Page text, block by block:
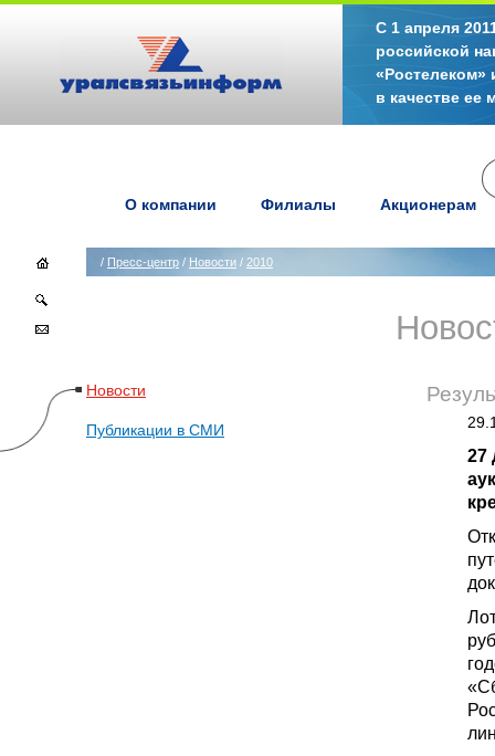
С 1 апреля
российской
«Ростелеком»
в качестве ее
О компании Филиалы Акционерам
/ Пресс-центр / Новости / 2010
Новости
Публикации в СМИ
27